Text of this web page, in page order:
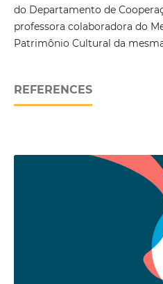
do Departamento de
professora colaboradora do
Patrimônio Cultural da
REFERENCES